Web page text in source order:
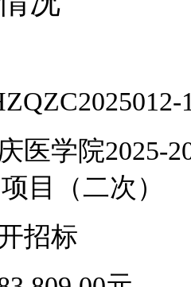
医学院2025-
目（二次）
招标